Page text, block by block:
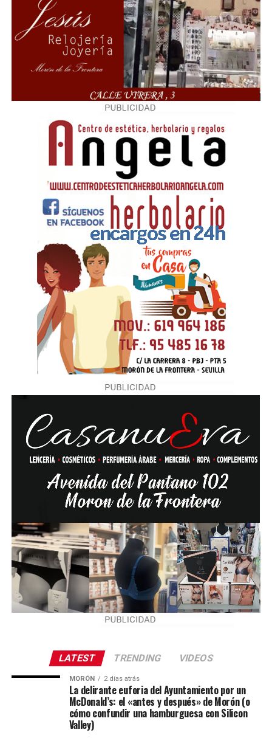
LATEST TRENDING VIDEOS
MORÓN 2 días atrás
La delirante euforia del Ayuntamiento por un
McDonald’s: el «antes y después» de Morón (o
cómo confundir una hamburguesa con Silicon
Valley)